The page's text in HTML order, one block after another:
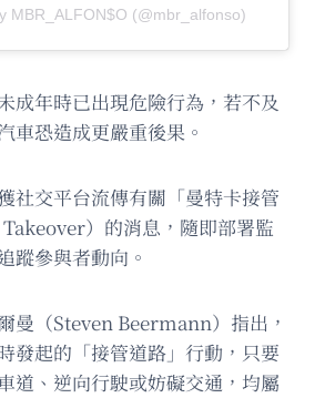
MBR_ALFON$O (@mbr_alfonso)
成年時已出現危險行為，若不及
車恐造成更嚴重後果。
社交平台流傳有關「曼特卡接管
）的消息，隨即部署監
蹤參與者動向。
曼（Steven Beermann）指出，
發起的「接管道路」行動，只要
道、逆向行駛或妨礙交通，均屬